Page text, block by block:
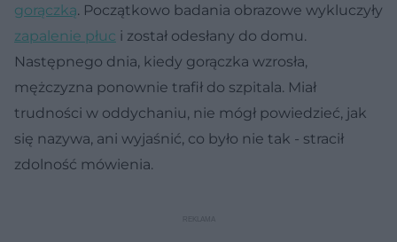
gorączką. Początkowo badania obrazowe wykluczyły
zapalenie płuc i został odesłany do domu.
Następnego dnia, kiedy gorączka wzrosła,
mężczyzna ponownie trafił do szpitala. Miał
trudności w oddychaniu, nie mógł powiedzieć, jak
się nazywa, ani wyjaśnić, co było nie tak - stracił
zdolność mówienia.